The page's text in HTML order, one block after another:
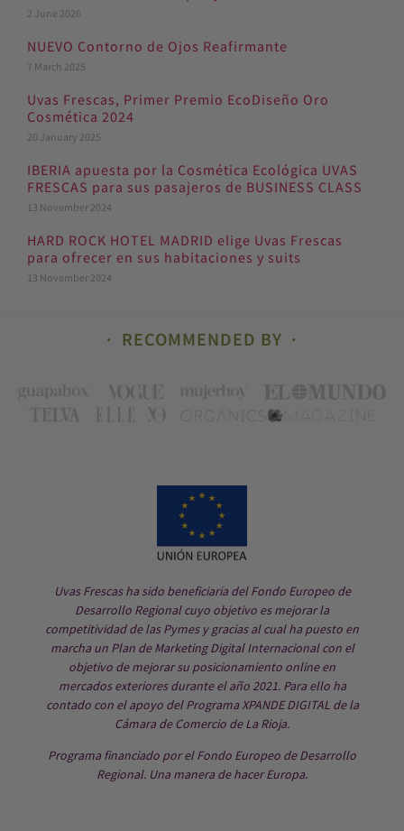
2 June 2026
NUEVO Contorno de Ojos Reafirmante
7 March 2025
Uvas Frescas, Primer Premio EcoDiseño Oro
Cosmética 2024
20 January 2025
IBERIA apuesta por la Cosmética Ecológica UVAS
FRESCAS para sus pasajeros de BUSINESS CLASS
13 November 2024
HARD ROCK HOTEL MADRID elige Uvas Frescas
para ofrecer en sus habitaciones y suits
13 November 2024
RECOMMENDED BY
Uvas Frescas ha sido beneficiaria del Fondo Europeo de
Desarrollo Regional cuyo objetivo es mejorar la
competitividad de las Pymes y gracias al cual ha puesto en
marcha un Plan de Marketing Digital Internacional con el
objetivo de mejorar su posicionamiento online en
mercados exteriores durante el año 2021. Para ello ha
contado con el apoyo del Programa XPANDE DIGITAL de la
Cámara de Comercio de La Rioja.
Programa financiado por el Fondo Europeo de Desarrollo
Regional. Una manera de hacer Europa.